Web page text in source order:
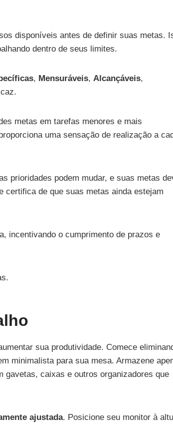
disponíveis antes de definir suas metas.
dentro de seus limites.
, Mensuráveis, Alcançáveis,
metas em tarefas menores e mais
uma sensação de realização a
prioridades podem mudar, e suas metas
de que suas metas ainda estejam
incentivando o cumprimento de prazos e
sua produtividade. Comece
minimalista para sua mesa. Armazene
gavetas, caixas e outros organizadores que
ajustada. Posicione seu monitor à